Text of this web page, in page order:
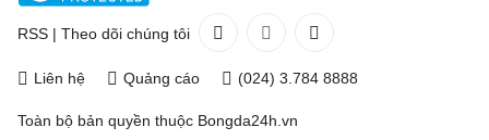
RSS | Theo dõi chúng tôi
Liên hệ Quảng cáo (024) 3.784 8888
Toàn bộ bản quyền thuộc Bongda24h.vn